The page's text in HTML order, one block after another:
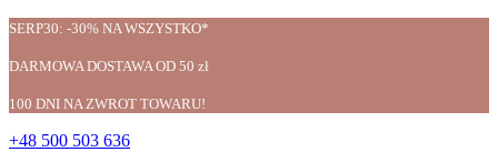
SERP30: -30% NA WSZYSTKO*
DARMOWA DOSTAWA OD 50 zł
100 DNI NA ZWROT TOWARU!
+48 500 503 636